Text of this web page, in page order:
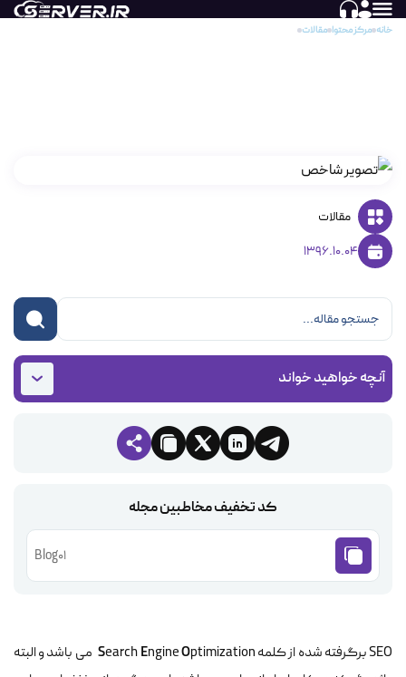
خانه مرکز محتوا مقالات
مقالات
1396.10.04
آنچه خواهید خواند
کد تخفیف مخاطبین مجله
Blog01
SEO برگرفته شده از کلمه SearchEngineO
ptimization می باشد و البته